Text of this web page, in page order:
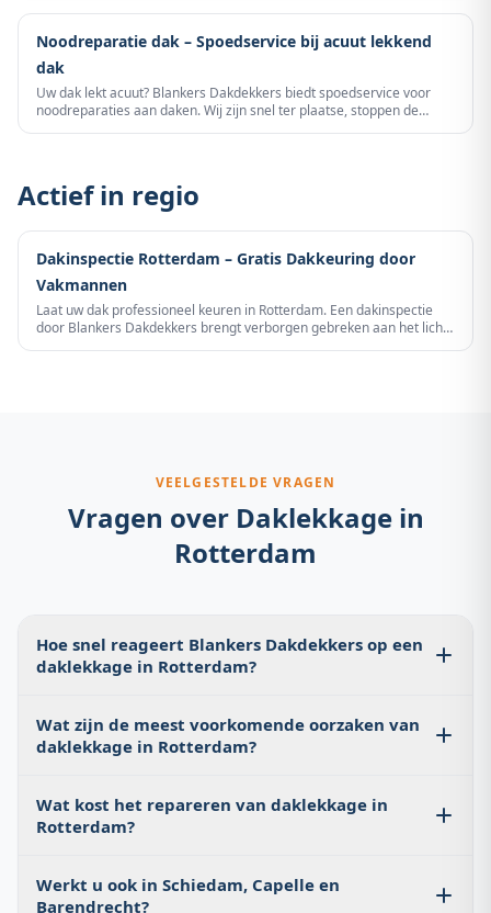
Noodreparatie dak – Spoedservice bij acuut lekkend
dak
Uw dak lekt acuut? Blankers Dakdekkers biedt spoedservice voor
noodreparaties aan daken. Wij zijn snel ter plaatse, stoppen de
Actief in regio
Dakinspectie Rotterdam – Gratis Dakkeuring door
Vakmannen
Laat uw dak professioneel keuren in Rotterdam. Een dakinspectie
door Blankers Dakdekkers brengt verborgen gebreken aan het licht
VEELGESTELDE VRAGEN
Vragen over Daklekkagein
Rotterdam
Hoe snel reageert Blankers Dakdekkers op een
daklekkage in Rotterdam?
aanwezigheid. In de meeste gevallen zijn wij binnen
enkele uren ter plaatse in Rotterdam en omgeving. Bel
Wat zijn de meest voorkomende oorzaken van
daklekkage in Rotterdam?
versleten wederopbouwdaken uit de jaren 50-70,
beschadigde EPDM- en bitumendaken op
havenwind en losgerakte kitverbindingen bij
dakkapellen.
Wat kost het repareren van daklekkage in
Rotterdam?
omvang. Een enkelvoudige lekkage kost €150–€500. Een
Werkt u ook in Schiedam, Capelle en
Barendrecht?